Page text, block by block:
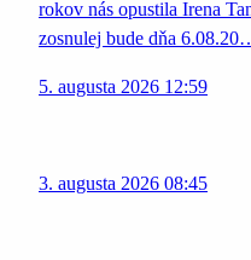
rokov nás opustila Irena
zosnulej bude dňa
5. augusta 2026 12:59
3. augusta 2026 08:45